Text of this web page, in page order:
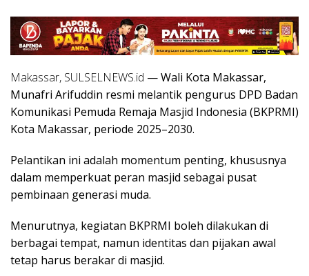
Makassar, SULSELNEWS.id — Wali Kota Makassar,
Munafri Arifuddin resmi melantik pengurus DPD Badan
Komunikasi Pemuda Remaja Masjid Indonesia (BKPRMI)
Kota Makassar, periode 2025–2030.
Pelantikan ini adalah momentum penting, khususnya
dalam memperkuat peran masjid sebagai pusat
pembinaan generasi muda.
Menurutnya, kegiatan BKPRMI boleh dilakukan di
berbagai tempat, namun identitas dan pijakan awal
tetap harus berakar di masjid.